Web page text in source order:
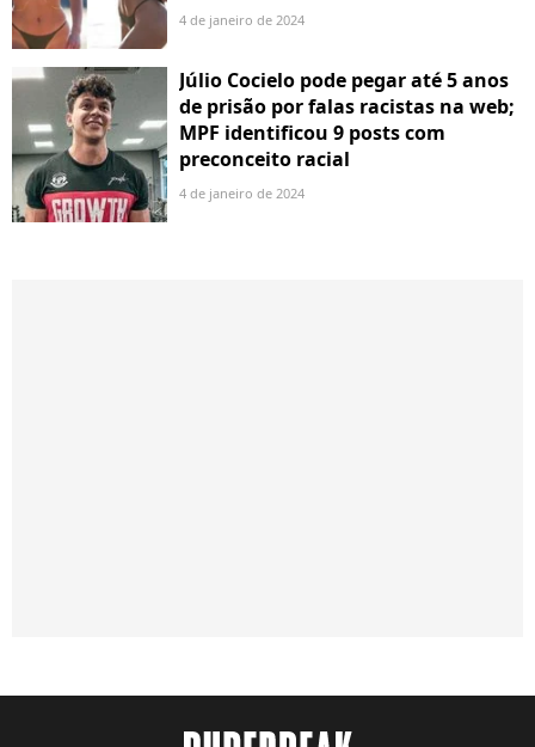
4 de janeiro de 2024
Júlio Cocielo pode pegar até 5 anos
de prisão por falas racistas na web;
MPF identificou 9 posts com
preconceito racial
4 de janeiro de 2024